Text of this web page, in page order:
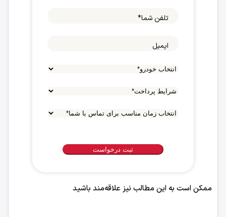
تلفن شما*
ایمیل
شرایط
انتخاب
مناسب
برای
شما*
ممکن است به این مطالب نیز علاقه‌مند باشید